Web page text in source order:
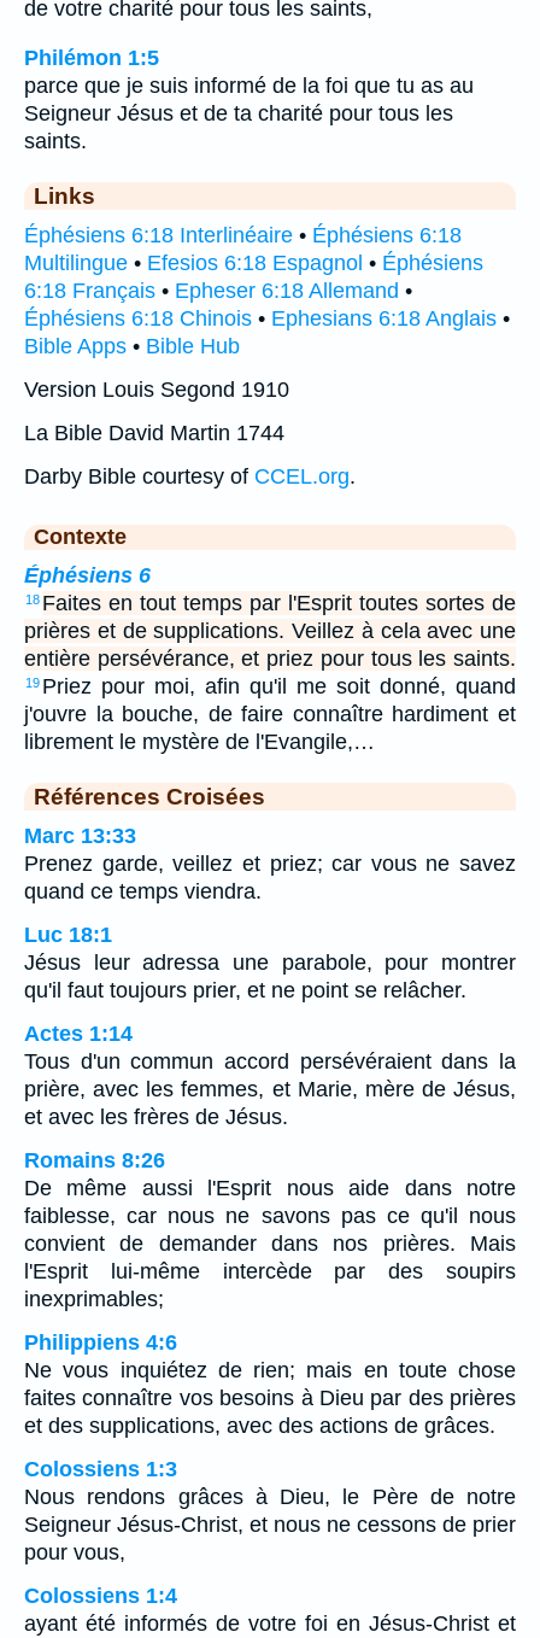
de votre charité pour tous les saints,
Philémon 1:5
parce que je suis informé de la foi que tu as au
Seigneur Jésus et de ta charité pour tous les
saints.
Links
Éphésiens 6:18 Interlinéaire • Éphésiens 6:18
Multilingue • Efesios 6:18 Espagnol • Éphésiens
6:18 Français • Epheser 6:18 Allemand •
Éphésiens 6:18 Chinois • Ephesians 6:18 Anglais •
Bible Apps • Bible Hub
Version Louis Segond 1910
La Bible David Martin 1744
Darby Bible courtesy of CCEL.org.
Contexte
Éphésiens 6
18 Faites en tout temps par l'Esprit toutes sortes de
prières et de supplications. Veillez à cela avec une
entière persévérance, et priez pour tous les saints.
19 Priez pour moi, afin qu'il me soit donné, quand
j'ouvre la bouche, de faire connaître hardiment et
librement le mystère de l'Evangile,…
Références Croisées
Marc 13:33
Prenez garde, veillez et priez; car vous ne savez
quand ce temps viendra.
Luc 18:1
Jésus leur adressa une parabole, pour montrer
qu'il faut toujours prier, et ne point se relâcher.
Actes 1:14
Tous d'un commun accord persévéraient dans la
prière, avec les femmes, et Marie, mère de Jésus,
et avec les frères de Jésus.
Romains 8:26
De même aussi l'Esprit nous aide dans notre
faiblesse, car nous ne savons pas ce qu'il nous
convient de demander dans nos prières. Mais
l'Esprit lui-même intercède par des soupirs
inexprimables;
Philippiens 4:6
Ne vous inquiétez de rien; mais en toute chose
faites connaître vos besoins à Dieu par des prières
et des supplications, avec des actions de grâces.
Colossiens 1:3
Nous rendons grâces à Dieu, le Père de notre
Seigneur Jésus-Christ, et nous ne cessons de prier
pour vous,
Colossiens 1:4
ayant été informés de votre foi en Jésus-Christ et